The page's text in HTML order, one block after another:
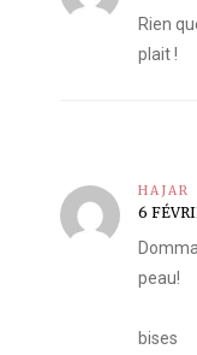
Rien
plait !
HAJAR
6
peau!
bises